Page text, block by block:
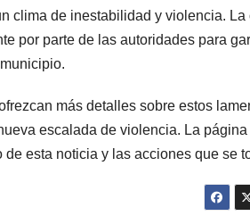
clima de inestabilidad y violencia.
por parte de las autoridades para
más detalles sobre estos
escalada de violencia. La
esta noticia y las acciones que se